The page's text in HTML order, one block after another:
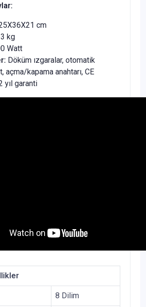
cm
kg
Watt
Döküm ızgaralar, otomatik
açma/kapama anahtarı, CE
yıl garanti
8 Dilim